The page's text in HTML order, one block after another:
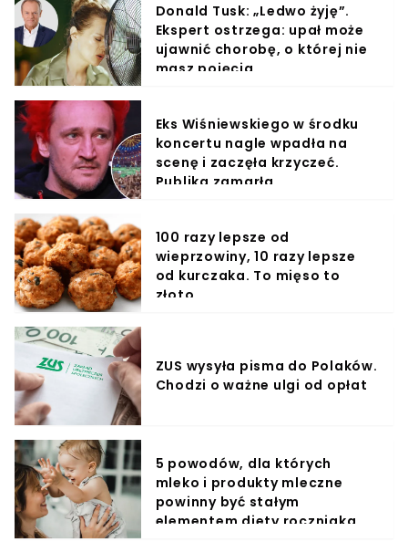
Donald Tusk: „Ledwo żyję”.
Ekspert ostrzega: upał może
ujawnić chorobę, o której nie
masz pojęcia
Eks Wiśniewskiego w środku
koncertu nagle wpadła na
scenę i zaczęła krzyczeć.
Publika zamarła
100 razy lepsze od
wieprzowiny, 10 razy lepsze
od kurczaka. To mięso to
złoto
ZUS wysyła pisma do Polaków.
Chodzi o ważne ulgi od opłat
5 powodów, dla których
mleko i produkty mleczne
powinny być stałym
elementem diety roczniaka